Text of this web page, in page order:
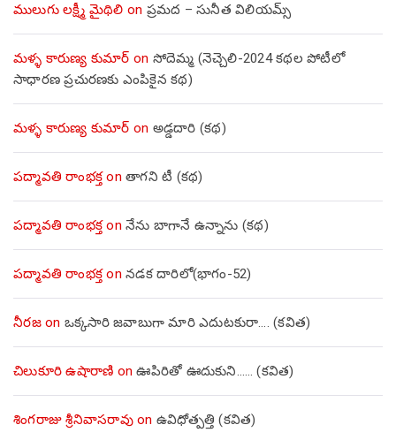
ములుగు లక్ష్మీ మైథిలి on ప్రమద – సునీత విలియమ్స్
మళ్ళ కారుణ్య కుమార్ on సోదెమ్మ (నెచ్చెలి-2024 కథల పోటీలో
సాధారణ ప్రచురణకు ఎంపికైన కథ)
మళ్ళ కారుణ్య కుమార్ on అడ్డదారి (కథ)
పద్మావతి రాంభక్తon తాగని టీ (కథ)
పద్మావతి రాంభక్తon నేను బాగానే ఉన్నాను (క‌థ‌)
పద్మావతి రాంభక్తon నడక దారిలో(భాగం-52)
నీరజon ఒక్కసారి జవాబుగా మారి ఎదుటకురా…. (కవిత)
చిలుకూరి ఉషారాణి onఊపిరితో ఊదుకుని…… (కవిత)
శింగరాజు శ్రీనివాసరావుon ఉవిధోత్పత్తి (కవిత)